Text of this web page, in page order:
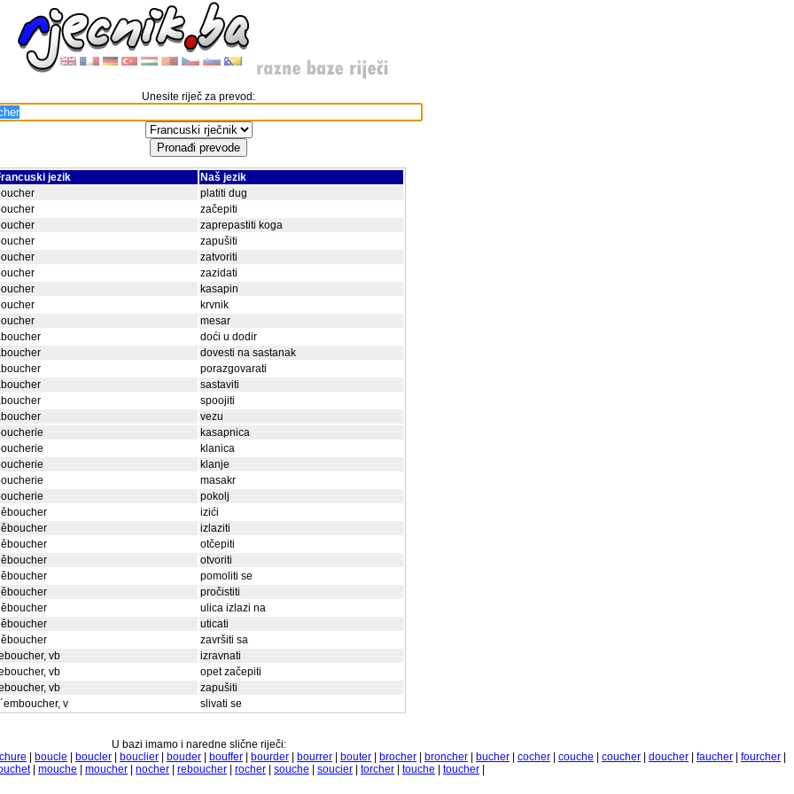
Unesite riječ za prevod:
jezik
Naš jezik
platiti dug
začepiti
zaprepastiti koga
zapušiti
zatvoriti
zazidati
kasapin
krvnik
mesar
doći u dodir
dovesti na sastanak
porazgovarati
sastaviti
spoojiti
vezu
kasapnica
klanica
klanje
masakr
pokolj
izići
izlaziti
otčepiti
otvoriti
pomoliti se
pročistiti
ulica izlazi na
uticati
završiti sa
vb
izravnati
vb
opet začepiti
vb
zapušiti
v
slivati se
U bazi imamo i naredne slične riječi:
boucle boucler bouclier bouder bouffer bourder bourrer bouter brocher broncher bucher cocher couche coucher doucher faucher fourcher
| mouche moucher nocher reboucher rocher souche soucier torcher touche toucher